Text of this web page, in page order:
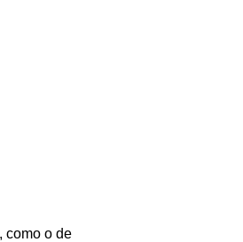
como o de